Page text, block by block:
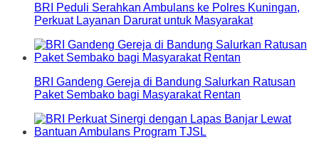
BRI Peduli Serahkan Ambulans ke Polres Kuningan,
Perkuat Layanan Darurat untuk Masyarakat
BRI Gandeng Gereja di Bandung Salurkan Ratusan
Paket Sembako bagi Masyarakat Rentan